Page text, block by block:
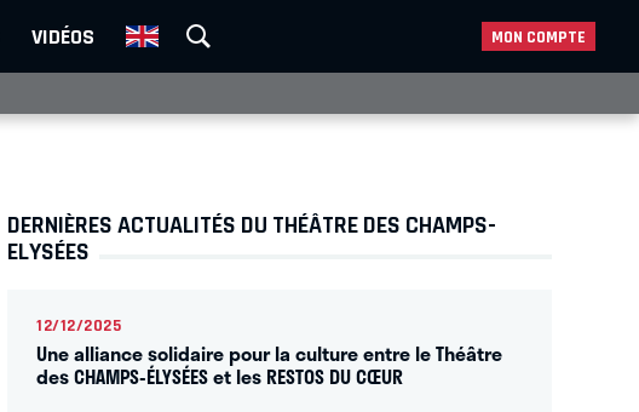
VIDÉOS MON COMPTE
DERNIÈRES ACTUALITÉS DU THÉÂTRE DES CHAMPS-
ELYSÉES
12/12/2025
Une alliance solidaire pour la culture entre le Théâtre
des CHAMPS-ÉLYSÉES et les RESTOS DU CŒUR